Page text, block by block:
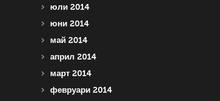
юли 2014
юни 2014
май 2014
април 2014
март 2014
февруари 2014